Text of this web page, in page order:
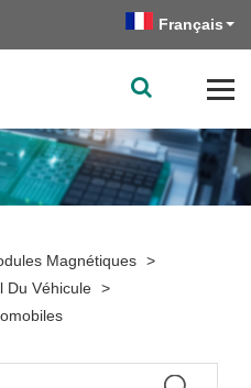
Français
Magnétiques >
Du Véhicule >